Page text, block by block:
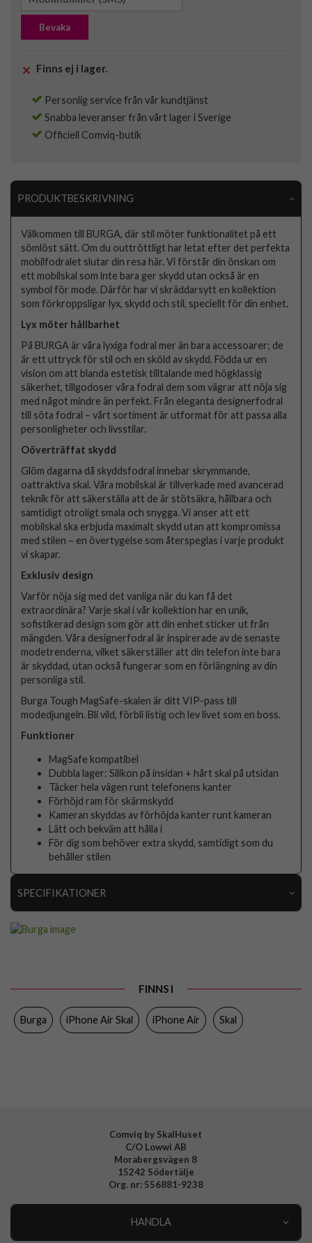
Bevaka
Finns ej i lager.
Personlig service från vår kundtjänst
Snabba leveranser från vårt lager i Sverige
Officiell Comviq-butik
PRODUKTBESKRIVNING
Välkommen till BURGA, där stil möter funktionalitet på ett
sömlöst sätt. Om du outtröttligt har letat efter det perfekta
mobilfodralet slutar din resa här. Vi förstår din önskan om
ett mobilskal som inte bara ger skydd utan också är en
symbol för mode. Därför har vi skräddarsytt en kollektion
som förkroppsligar lyx, skydd och stil, speciellt för din enhet.
Lyx möter hållbarhet
På BURGA är våra lyxiga fodral mer än bara accessoarer; de
är ett uttryck för stil och en sköld av skydd. Födda ur en
vision om att blanda estetisk tilltalande med högklassig
säkerhet, tillgodoser våra fodral dem som vägrar att nöja sig
med något mindre än perfekt. Från eleganta designerfodral
till söta fodral – vårt sortiment är utformat för att passa alla
personligheter och livsstilar.
Oöverträffat skydd
Glöm dagarna då skyddsfodral innebar skrymmande,
oattraktiva skal. Våra mobilskal är tillverkade med avancerad
teknik för att säkerställa att de är stötsäkra, hållbara och
samtidigt otroligt smala och snygga. Vi anser att ett
mobilskal ska erbjuda maximalt skydd utan att kompromissa
med stilen – en övertygelse som återspeglas i varje produkt
vi skapar.
Exklusiv design
Varför nöja sig med det vanliga när du kan få det
extraordinära? Varje skal i vår kollektion har en unik,
sofistikerad design som gör att din enhet sticker ut från
mängden. Våra designerfodral är inspirerade av de senaste
modetrenderna, vilket säkerställer att din telefon inte bara
är skyddad, utan också fungerar som en förlängning av din
personliga stil.
Burga Tough MagSafe-skalen är ditt VIP-pass till
modedjungeln. Bli vild, förbli listig och lev livet som en boss.
Funktioner
MagSafe kompatibel
Dubbla lager: Silikon på insidan + hårt skal på utsidan
Täcker hela vägen runt telefonens kanter
Förhöjd ram för skärmskydd
Kameran skyddas av förhöjda kanter runt kameran
Lätt och bekväm att hålla i
För dig som behöver extra skydd, samtidigt som du
behåller stilen
SPECIFIKATIONER
Material Hårdplast (PC), Mjukplast (TPU)
FINNS I
Burga iPhone Air Skal iPhone Air Skal
Comviq by SkalHuset
C/O Lowwi AB
Morabergsvägen 8
15242 Södertälje
Org. nr: 556881-9238
HANDLA